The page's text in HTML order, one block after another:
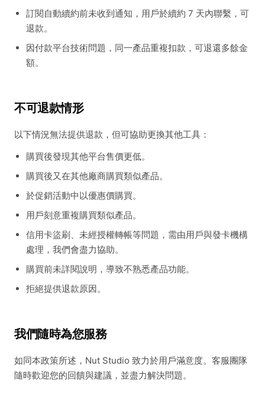
訂閱自動續約前未收到通知，用戶於續約 7 天內聯繫，可
退款。
因付款平台技術問題，同一產品重複扣款，可退還多餘金
額。
不可退款情形
以下情況無法提供退款，但可協助更換其他工具：
購買後發現其他平台售價更低。
購買後又在其他廠商購買類似產品。
於促銷活動中以優惠價購買。
用戶刻意重複購買類似產品。
信用卡盜刷、未經授權轉帳等問題，需由用戶與發卡機構
處理，我們會盡力協助。
購買前未詳閱說明，導致不熟悉產品功能。
拒絕提供退款原因。
我們隨時為您服務
如同本政策所述，Nut Studio 致力於用戶滿意度。客服團隊
隨時歡迎您的回饋與建議，並盡力解決問題。